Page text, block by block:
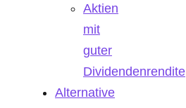
Aktien
mit
guter
Dividendenrendite
Alternative